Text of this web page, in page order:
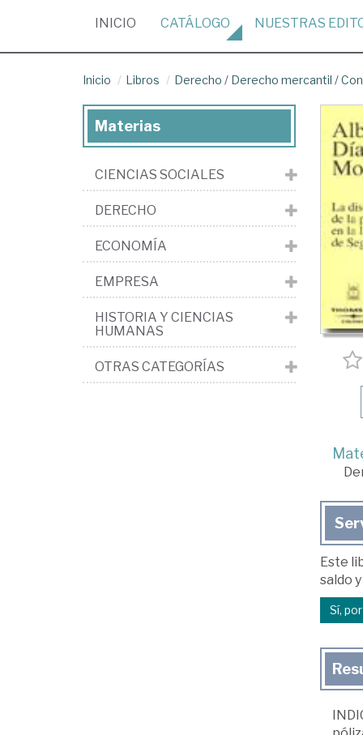
INICIO (CURRENT)
CATÁLOGO NUESTRAS
Inicio Libros Derecho / Derecho mercantil /
Este
saldo
Sí,
Materias
CIENCIAS SOCIALES
DERECHO
ECONOMÍA
EMPRESA
HISTORIA Y CIENCIAS
HUMANAS
OTRAS CATEGORÍAS